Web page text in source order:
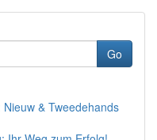
Go
& Tweedehands